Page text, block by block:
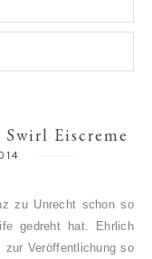
Eiscreme
zu Unrecht schon so
gedreht hat. Ehrlich
Veröffentlichung so